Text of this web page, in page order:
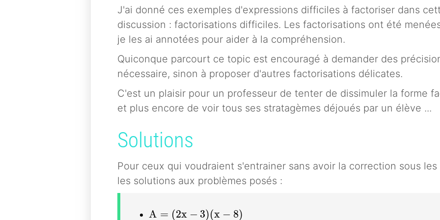
J'ai donné ces exemples d'expressions difficiles à factoriser dans
discussion : factorisations difficiles. Les factorisations ont été
je les ai annotées pour aider à la compréhension.
Quiconque parcourt ce topic est encouragé à demander des
nécessaire, sinon à proposer d'autres factorisations délicates.
C'est un plaisir pour un professeur de tenter de dissimuler la forme
et plus encore de voir tous ses stratagèmes déjoués par un élève ...
Solutions
Pour ceux qui voudraient s'entrainer sans avoir la correction sous
les solutions aux problèmes posés :
A = (2x- 3) (x- 8)
A = (2x − 3)(x − 8)